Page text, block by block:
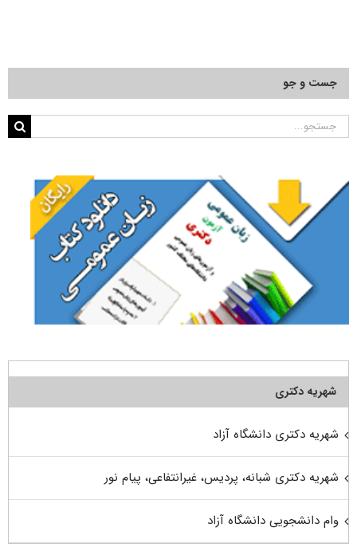
جست و جو
جستجو
شهریه دکتری
شهریه دکتری دانشگاه آزاد
شهریه دکتری شبانه، پردیس، غیرانتفاعی، پیام نور
وام دانشجویی دانشگاه آزاد